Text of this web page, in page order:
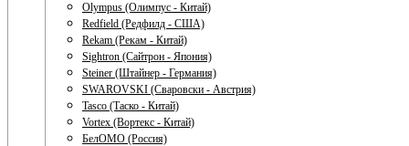
Olympus (Олимпус - Китай)
Redfield (Редфилд - США)
Rekam (Рекам - Китай)
Sightron (Сайтрон - Япония)
Steiner (Штайнер - Германия)
SWAROVSKI (Сваровски - Австрия)
Tasco (Таско - Китай)
Vortex (Вортекс - Китай)
БелОМО (Россия)